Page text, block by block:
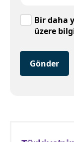
Bir daha
üzere
Gönder